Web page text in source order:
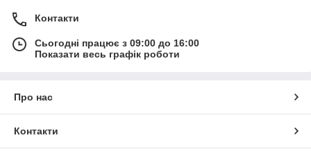
Контакти
Сьогодні працює з 09:00 до 16:00
Показати весь графік роботи
Про нас
Контакти